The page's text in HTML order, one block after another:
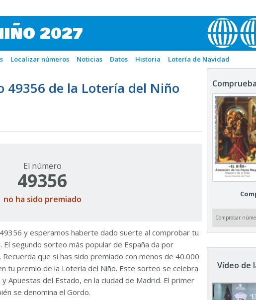
2027
Localizar números Noticias Datos Historia Lotería de Navidad
49356 de la Lotería del Niño
El número
49356
no ha sido premiado
y esperamos haberte dado suerte al comprobar tu
. El segundo sorteo más popular de España da por
que si has sido premiado con menos de 40.000
tu premio de la Lotería del Niño. Este sorteo se celebra
Apuestas del Estado, en la ciudad de Madrid. El primer
se denomina el Gordo.
Comprobar
Vídeo de